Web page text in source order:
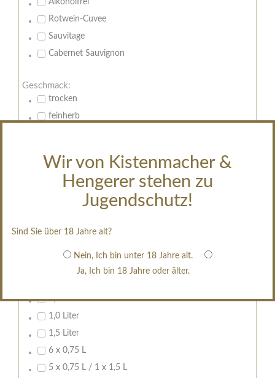
Wir von Kistenmacher &
Hengerer stehen zu
Jugendschutz!
Sind Sie über 18 Jahre alt?
Nein, Ich bin unter 18 Jahre alt.
Ja, Ich bin 18 Jahre oder älter.
Alkoholfrei
Rotwein-Cuvee
Sauvitage
Cabernet Sauvignon
Geschmack:
trocken
feinherb
edelsüß
weißgekeltert
erfrischend, nicht zu süß
0,75 Liter
1,0 Liter
1,5 Liter
6 x 0,75 L
5 x 0,75 L / 1 x 1,5 L